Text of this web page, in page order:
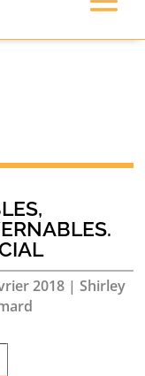
2018 |Shirley